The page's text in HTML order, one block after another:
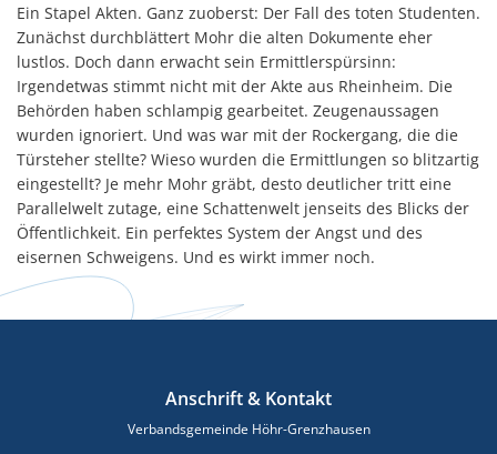
Ein Stapel Akten. Ganz zuoberst: Der Fall des toten Studenten.
Zunächst durchblättert Mohr die alten Dokumente eher
lustlos. Doch dann erwacht sein Ermittlerspürsinn:
Irgendetwas stimmt nicht mit der Akte aus Rheinheim. Die
Behörden haben schlampig gearbeitet. Zeugenaussagen
wurden ignoriert. Und was war mit der Rockergang, die die
Türsteher stellte? Wieso wurden die Ermittlungen so blitzartig
eingestellt? Je mehr Mohr gräbt, desto deutlicher tritt eine
Parallelwelt zutage, eine Schattenwelt jenseits des Blicks der
Öffentlichkeit. Ein perfektes System der Angst und des
eisernen Schweigens. Und es wirkt immer noch.
Anschrift & Kontakt
Verbandsgemeinde Höhr-Grenzhausen